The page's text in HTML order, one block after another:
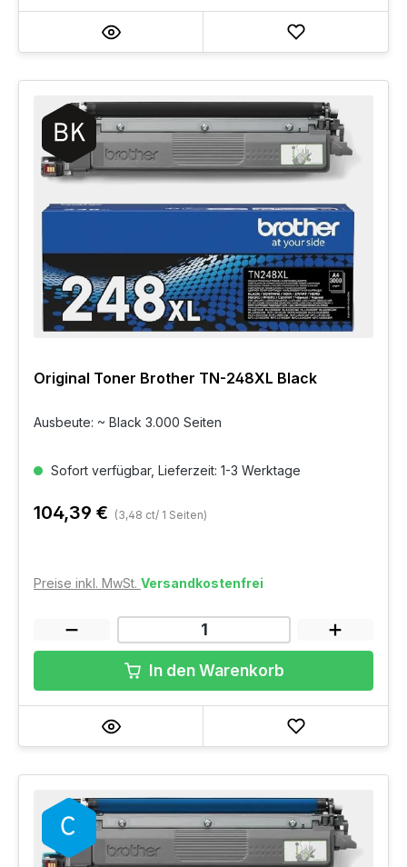
Original Toner Brother TN-248XL Black
Ausbeute: ~ Black 3.000 Seiten
Sofort verfügbar, Lieferzeit: 1-3 Werktage
104,39 € (3,48 ct/ 1 Seiten)
Preise inkl. MwSt. Versandkostenfrei
In den Warenkorb